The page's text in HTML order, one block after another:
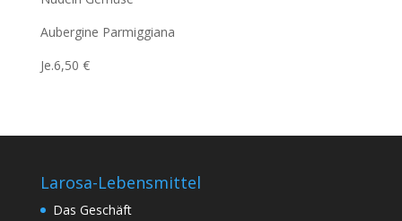
Aubergine Parmiggiana
Je.6,50 €
Larosa-Lebensmittel
Das Geschäft